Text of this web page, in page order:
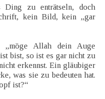
zu enträtseln, doch
kein Bild, kein „gar
Allah dein Auge
bist, so ist es gar nicht zu
erkennst. Ein gläubiger
was sie zu bedeuten hat.
ist?“